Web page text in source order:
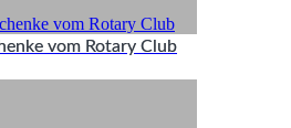
vom Rotary Club